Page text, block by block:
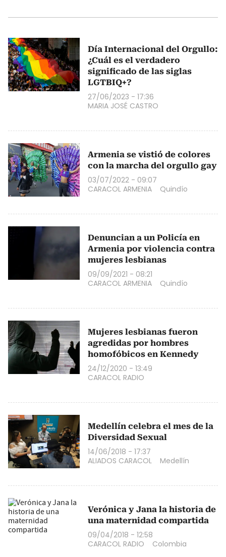
Día Internacional del Orgullo:
¿Cuál es el verdadero
significado de las siglas
LGTBIQ+?
27/06/2023 - 17:36
MARIA JOSÉ CASTRO
Armenia se vistió de colores
con la marcha del orgullo gay
03/07/2022 - 09:07
CARACOL ARMENIA
Quindío
Denuncian a un Policía en
Armenia por violencia contra
mujeres lesbianas
09/09/2021 - 08:21
CARACOL ARMENIA
Quindío
Mujeres lesbianas fueron
agredidas por hombres
homofóbicos en Kennedy
24/12/2020 - 13:49
CARACOL RADIO
Medellín celebra el mes de la
Diversidad Sexual
14/06/2018 - 17:37
ALIADOS CARACOL
Medellín
Verónica y Jana la historia de
una maternidad compartida
09/04/2018 - 12:58
CARACOL RADIO
Colombia